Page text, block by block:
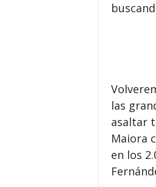
las
asaltar
Maiora
en los